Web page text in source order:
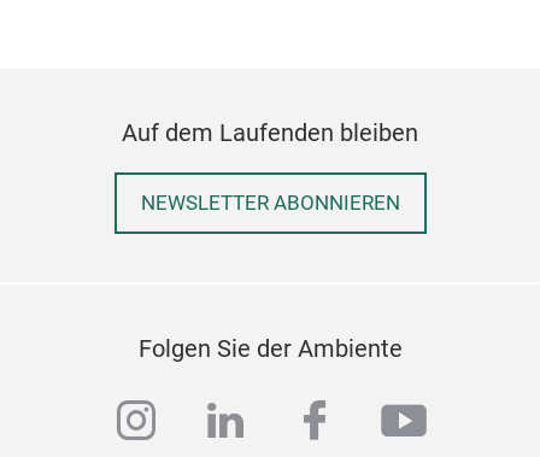
Auf dem Laufenden bleiben
NEWSLETTER ABONNIEREN
Folgen Sie der Ambiente
instagram
linkedinfacebook